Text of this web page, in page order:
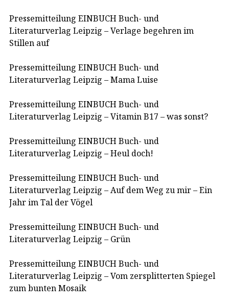
Pressemitteilung EINBUCH Buch- und
Literaturverlag Leipzig – Verlage begehren im
Stillen auf
Pressemitteilung EINBUCH Buch- und
Literaturverlag Leipzig – Mama Luise
Pressemitteilung EINBUCH Buch- und
Literaturverlag Leipzig – Vitamin B17 – was sonst?
Pressemitteilung EINBUCH Buch- und
Literaturverlag Leipzig – Heul doch!
Pressemitteilung EINBUCH Buch- und
Literaturverlag Leipzig – Auf dem Weg zu mir – Ein
Jahr im Tal der Vögel
Pressemitteilung EINBUCH Buch- und
Literaturverlag Leipzig – Grün
Pressemitteilung EINBUCH Buch- und
Literaturverlag Leipzig – Vom zersplitterten Spiegel
zum bunten Mosaik